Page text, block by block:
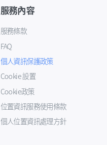
服務內容
服務條款
FAQ
個人資訊保護政策
Cookie 設置
Cookie政策
位置資訊服務使用條款
個人位置資訊處理方針